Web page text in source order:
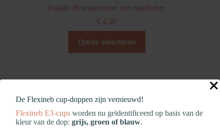
De Flexineb cup‑doppen zijn vernieuwd!
Flexineb E3‑cups worden nu geïdentificeerd op basis van de
kleur van de dop: grijs, groen of blauw.
Equilin Bewaaremmer met maatbeker
€ 4,50
Opties selecteren
product
heeft
Deze
kan
worden
op